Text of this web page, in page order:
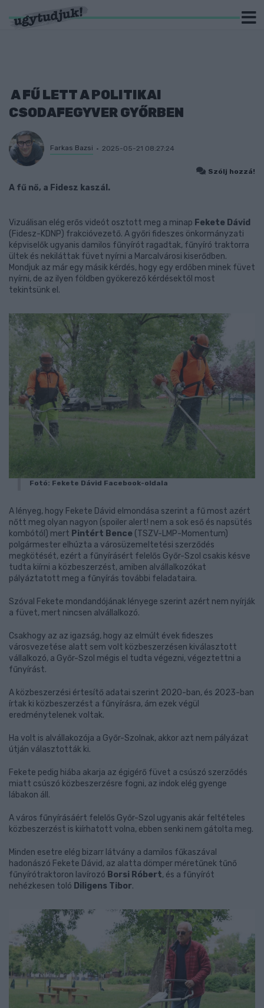
A FŰ LETT A POLITIKAI
CSODAFEGYVER GYŐRBEN
Farkas Bazsi 2025-05-21 08:27:24
Szólj hozzá!
A fű nő, a Fidesz kaszál.
Vizuálisan elég erős videót osztott meg a minap Fekete Dávid
(Fidesz-KDNP) frakcióvezető. A győri fideszes önkormányzati
képviselők ugyanis damilos fűnyírót ragadtak, fűnyíró traktorra
ültek és nekiláttak füvet nyírni a Marcalvárosi kiserődben.
Mondjuk az már egy másik kérdés, hogy egy erdőben minek füvet
nyírni, de az ilyen földben gyökerező kérdésektől most
tekintsünk el.
Fotó: Fekete Dávid Facebook-oldala
A lényeg, hogy Fekete Dávid elmondása szerint a fű most azért
nőtt meg olyan nagyon (spoiler alert! nem a sok eső és napsütés
kombótól) mert Pintért Bence (TSZV-LMP-Momentum)
polgármester elhúzta a városüzemeltetési szerződés
megkötését, ezért a fűnyírásért felelős Győr-Szol csakis késve
tudta kiírni a közbeszerzést, amiben alvállalkozókat
pályáztatott meg a fűnyírás további feladataira.
Szóval Fekete mondandójának lényege szerint azért nem nyírják
a füvet, mert nincsen alvállalkozó.
Csakhogy az az igazság, hogy az elmúlt évek fideszes
városvezetése alatt sem volt közbeszerzésen kiválasztott
vállalkozó, a Győr-Szol mégis el tudta végezni, végeztettni a
fűnyírást.
A közbeszerzési értesítő adatai szerint 2020-ban, és 2023-ban
írtak ki közbeszerzést a fűnyírásra, ám ezek végül
eredménytelenek voltak.
Ha volt is alvállakozója a Győr-Szolnak, akkor azt nem pályázat
útján választották ki.
Fekete pedig hiába akarja az égigérő füvet a csúszó szerződés
miatt csúszó közbeszerzésre fogni, az indok elég gyenge
lábakon áll.
A város fűnyírásáért felelős Győr-Szol ugyanis akár feltételes
közbeszerzést is kiírhatott volna, ebben senki nem gátolta meg.
Minden esetre elég bizarr látvány a damilos fűkaszával
hadonászó Fekete Dávid, az alatta dömper méretűnek tűnő
fűnyírótraktoron lavírozó Borsi Róbert, és a fűnyírót
nehézkesen toló Diligens Tibor.